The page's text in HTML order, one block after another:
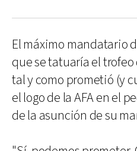
El máximo mandatario
que se tatuaría el
tal y como prometió (y
el logo de la AFA en el
de la asunción de su